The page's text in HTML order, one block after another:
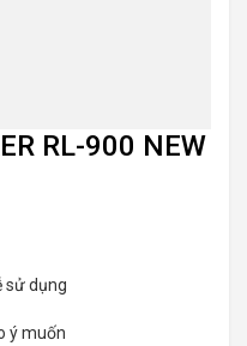
RL-900 NEW
sử dụng
ý muốn